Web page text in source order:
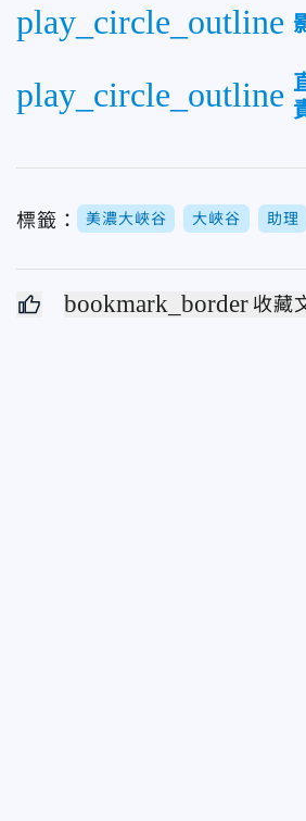
play_circle_outline
play_circle_outline
標籤： 美濃大峽谷 大峽谷 助理
bookmark_border 收藏